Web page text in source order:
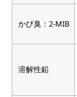
かび臭：2-MIB
溶解性鉛